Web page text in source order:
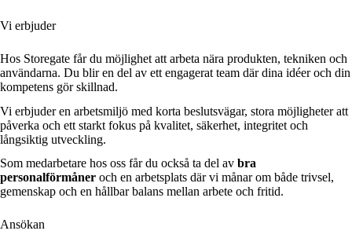
Vi erbjuder
Hos Storegate får du möjlighet att arbeta nära produkten, tekniken och
användarna. Du blir en del av ett engagerat team där dina idéer och din
kompetens gör skillnad.
Vi erbjuder en arbetsmiljö med korta beslutsvägar, stora möjligheter att
påverka och ett starkt fokus på kvalitet, säkerhet, integritet och
långsiktig utveckling.
Som medarbetare hos oss får du också ta del av bra
personalförmåner och en arbetsplats där vi månar om både trivsel,
gemenskap och en hållbar balans mellan arbete och fritid.
Ansökan